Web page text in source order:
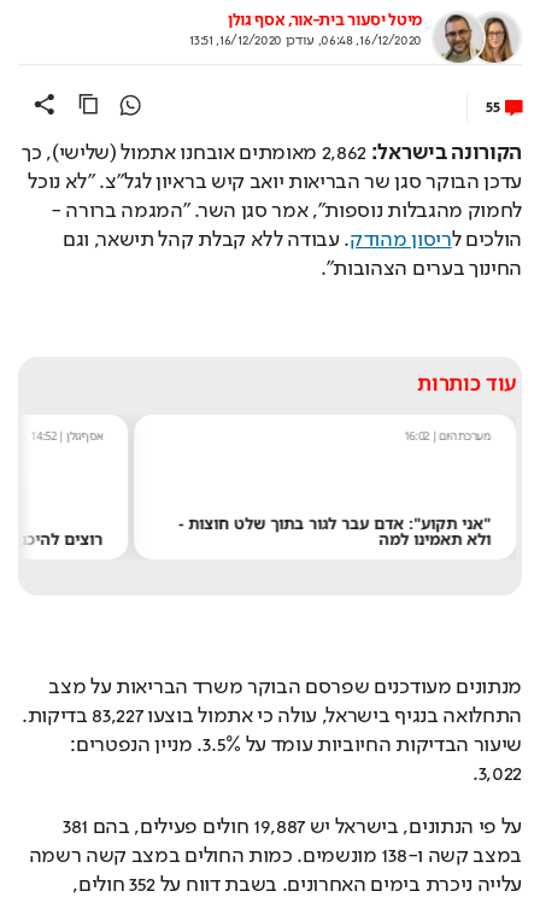
מיטל יסעור בית-אור אסף גולן
16/12/2020, 06:48
,עודכן16/12/2020, 13:51
55
הקורונה בישראל:
2,862 מאומתים אובחנו אתמול (שלישי), כך
עדכן הבוקר סגן שר הבריאות יואב קיש בראיון לגל"צ.
"לא נוכל
לחמוק מהגבלות נוספות", אמר סגן השר. "המגמה ברורה -
הולכים לריסון מהודק
. עבודה ללא קבלת קהל תישאר, וגם
החינוך בערים הצהובות".
עוד כותרות
מערכת היום|
16:02
"אני תקוע": אדם עבר לגור בתוך שלט חוצות -
ולא תאמינו למה
אסף גולן|
14:52
רוצים להיכנס
מנתונים מעודכנים שפרסם הבוקר משרד הבריאות על מצב
התחלואה בנגיף בישראל, עולה כי אתמול בוצעו 83,227 בדיקות.
שיעור הבדיקות החיוביות עומד על 3.5%. מניין הנפטרים:
3,022.
על פי הנתונים, בישראל יש 19,887 חולים פעילים, בהם 381
במצב קשה ו-138 מונשמים. כמות החולים במצב קשה רשמה
עלייה ניכרת בימים האחרונים. בשבת דווח על 352 חולים,